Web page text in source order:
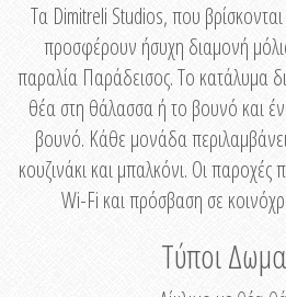
Τα Dimitreli Studios, που
προσφέρουν ήσυχη διαμονή
παραλία Παράδεισος. Το κατάλυμα
θέα στη θάλασσα ή το βουνό και
βουνό. Κάθε μονάδα
κουζινάκι και μπαλκόνι. Οι παροχές
Wi-Fi και πρόσβαση σε
Τύποι